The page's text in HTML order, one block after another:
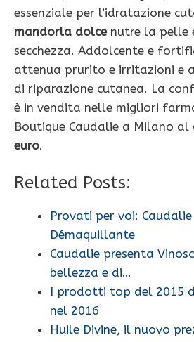
essenziale per l’idratazione
mandorla dolcenutre la pelle
secchezza. Addolcente e
attenua prurito e irritazioni e
di riparazione cutanea. La
è in vendita nelle migliori
Boutique Caudalie a Milano al
euro.
Related Posts:
Provati per voi:
Démaquillante
Caudalie presenta
bellezza e di…
I prodotti top del 2015
nel 2016
Huile Divine, il nuovo